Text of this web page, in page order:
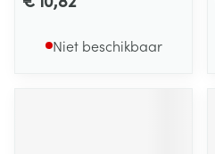
Niet beschikbaar